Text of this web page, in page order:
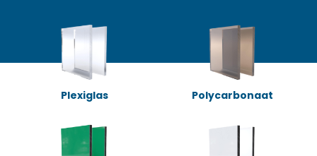
Plexiglas Polycarbonaat